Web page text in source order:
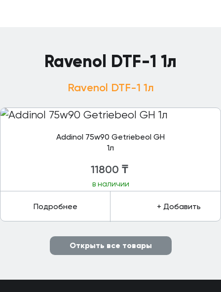
Ravenol DTF-1 1л
Ravenol DTF-1 1л
Addinol 75w90 Getriebeol GH
1л
11800 ₸
в наличии
Подробнее + Добавить
Открыть все товары